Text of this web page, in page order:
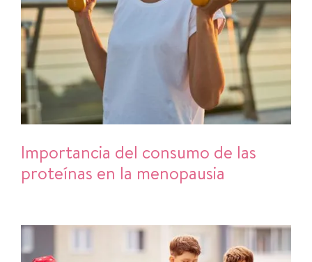
Importancia del consumo de las
proteínas en la menopausia